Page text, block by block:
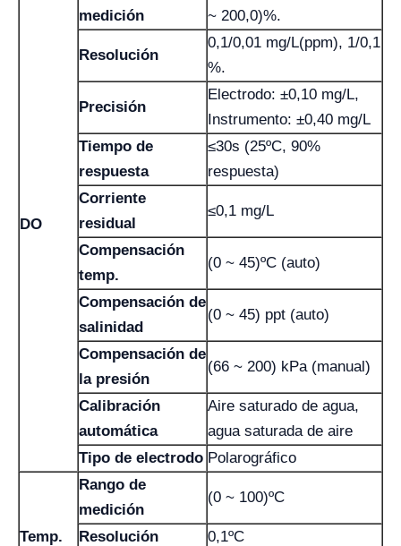
DO
medición
~ 200,0)%.
Resolución
0,1/0,01 mg/L(ppm), 1/0,1
%.
Precisión
Electrodo: ±0,10 mg/L,
Instrumento: ±0,40 mg/L
Tiempo de
respuesta
≤30s (25ºC, 90%
respuesta)
Corriente
residual
≤0,1 mg/L
Compensación
temp.
(0 ~ 45)ºC (auto)
Compensación de
salinidad
(0 ~ 45) ppt (auto)
Compensación de
la presión
(66 ~ 200) kPa (manual)
Calibración
automática
Aire saturado de agua,
agua saturada de aire
Tipo de electrodo Polarográfico
Temp.
Rango de
medición
(0 ~ 100)ºC
Resolución 0,1ºC